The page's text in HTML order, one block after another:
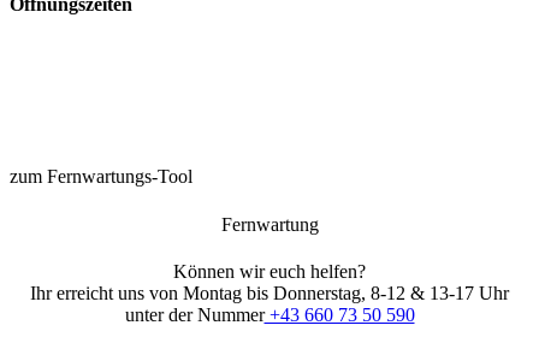
Öffnungszeiten
zum Fernwartungs-Tool
Fernwartung
Können wir euch helfen?
Ihr erreicht uns von Montag bis Donnerstag, 8-12 & 13-17 Uhr
unter der Nummer+43 660 73 50 590